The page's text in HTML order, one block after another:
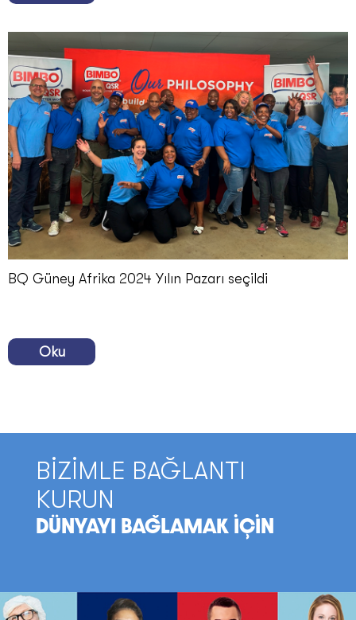
BQ Güney Afrika 2024 Yılın Pazarı seçildi
Oku
BİZİMLE BAĞLANTI
KURUN
DÜNYAYI BAĞLAMAK İÇİN